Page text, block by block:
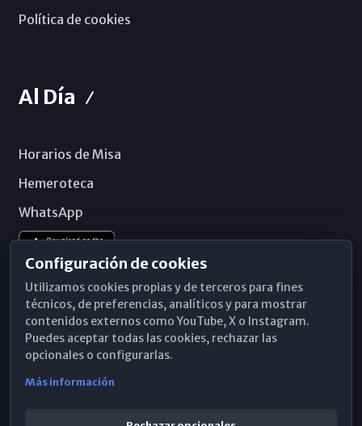
Política de cookies
Al Día
Horarios de Misa
Hemeroteca
WhatsApp
Configuración de cookies
Utilizamos cookies propias y de terceros para fines
técnicos, de preferencias, analíticos y para mostrar
contenidos externos como YouTube, X o Instagram.
Puedes aceptar todas las cookies, rechazar las
opcionales o configurarlas.
Más información